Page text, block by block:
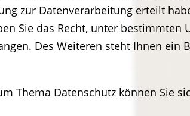
zur Datenverarbeitung erteilt
Sie das Recht, unter
Des Weiteren steht Ihnen
Thema Datenschutz können Sie